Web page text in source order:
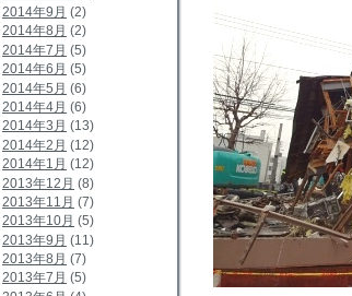
2014年9月 (2)
2014年8月 (2)
2014年7月 (5)
2014年6月 (5)
2014年5月 (6)
2014年4月 (6)
2014年3月 (13)
2014年2月 (12)
2014年1月 (12)
2013年12月 (8)
2013年11月 (7)
2013年10月 (5)
2013年9月 (11)
2013年8月 (7)
2013年7月 (5)